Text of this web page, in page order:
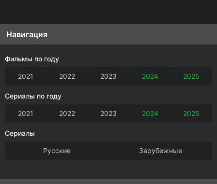
Навигация
Фильмы по году
2021 2022 2023 2024 2025
Сериалы по году
2021 2022 2023 2024 2025
Сериалы
Русские Зарубежные